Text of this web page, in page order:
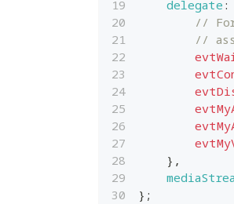
delegate :
//
//
} ,
} ;